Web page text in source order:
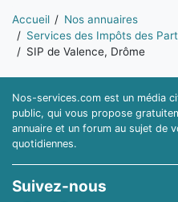
Vous êtes ici:
Accueil
Nos annuaires
Services des Impôts des
SIP de Valence, Drôme
Nos-services.com est un média
public, qui vous propose
annuaire et un forum au sujet de
quotidiennes.
Suivez-nous